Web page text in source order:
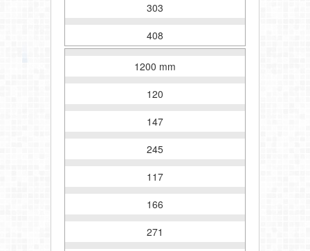
303
408
1200 mm
120
147
245
117
166
271